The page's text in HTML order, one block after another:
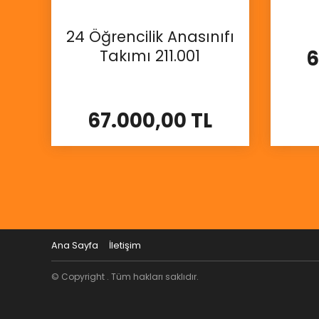
24 Öğrencilik Anasınıfı
Takımı 211.001
67.000,00 TL
İncele
Ana Sayfa İletişim
© Copyright . Tüm hakları saklıdır.